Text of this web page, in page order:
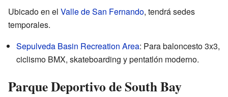
Ubicado en el Valle de San Fernando, tendrá sedes
temporales.
Sepulveda Basin Recreation Area: Para baloncesto 3x3,
ciclismo BMX, skateboarding y pentatlón moderno.
Parque Deportivo de South Bay